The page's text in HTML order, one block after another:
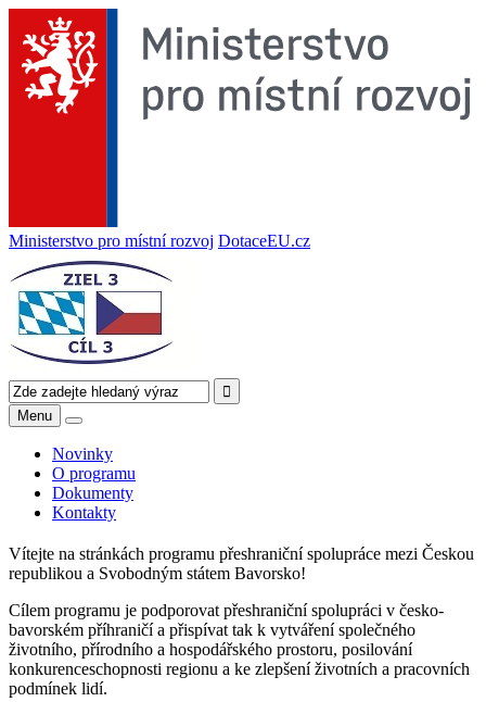
Ministerstvo pro místní rozvoj DotaceEU.cz
Menu
Novinky
O programu
Dokumenty
Kontakty
Vítejte na stránkách programu přeshraniční spolupráce mezi Českou
republikou a Svobodným státem Bavorsko!
Cílem programu je podporovat přeshraniční spolupráci v česko-
bavorském příhraničí a přispívat tak k vytváření společného
životního, přírodního a hospodářského prostoru, posilování
konkurenceschopnosti regionu a ke zlepšení životních a pracovních
podmínek lidí.